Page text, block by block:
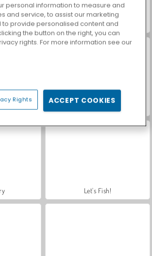
Puzzles World War 2 Shooter
Let's Fish!
personal information to measure and
and service, to assist our marketing
provide personalised content and
the button on the right, you can
rights. For more information see our
Rights ACCEPT COOKIES